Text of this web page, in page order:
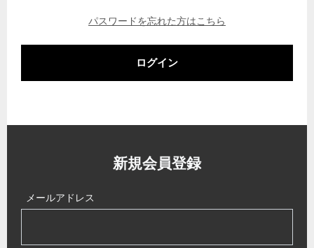
パスワードを忘れた方はこちら
ログイン
新規会員登録
メールアドレス